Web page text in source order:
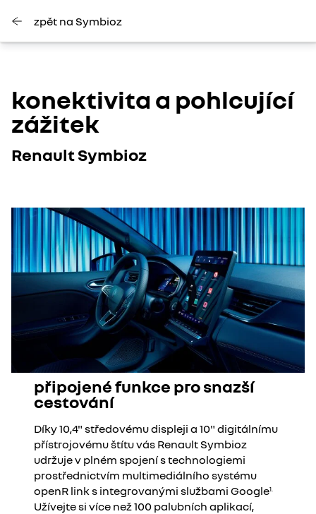
zpět na Symbioz
konektivita a pohlcující
zážitek
Renault Symbioz
připojené funkce pro snazší
cestování
Díky 10,4" středovému displeji a 10" digitálnímu
přístrojovému štítu vás Renault Symbioz
udržuje v plném spojení s technologiemi
prostřednictvím multimediálního systému
openR link s integrovanými službami Google1.
Užívejte si více než 100 palubních aplikací,